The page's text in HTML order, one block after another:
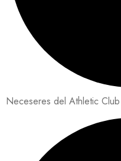
Neceseres del Athletic Club